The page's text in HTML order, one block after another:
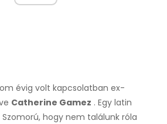
évig volt kapcsolatban ex-
Catherine Gamez . Egy latin
hogy nem találunk róla